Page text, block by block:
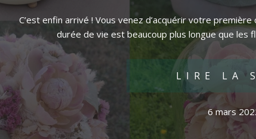
C’est enfin arrivé ! Vous venez d’acquérir votre
durée de vie est beaucoup plus longue que les
LIRE LA
6 mars